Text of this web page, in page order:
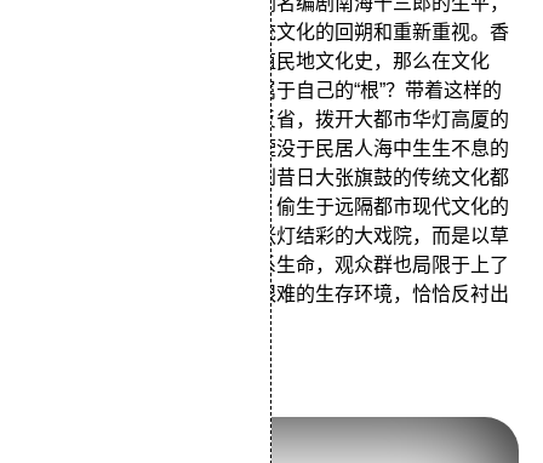
体现了港人对本土文化、传统文化的回朔和重新重视。香
港百年的殖民史就是百年的殖民地文化史，那么在文化
上、在精神方面究竟什么是属于自己的“根”？带着这样的
疑问香港电影开始了探寻和反省，拨开大都市华灯高厦的
帷幕，摄影机镜头里出现了湮没于民居人海中生生不息的
传统文化。在影片中我们看到昔日大张旗鼓的传统文化都
被迫躲在高楼大厦的角落里，偷生于远隔都市现代文化的
穷街陋巷之间，早已见不到张灯结彩的大戏院，而是以草
台班子、街头卖艺的形式维系生命，观众群也局限于上了
岁数的人和引车卖浆流。而艰难的生存环境，恰恰反衬出